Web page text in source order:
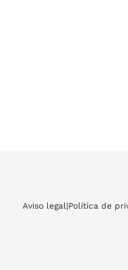
Aviso legal|Política de